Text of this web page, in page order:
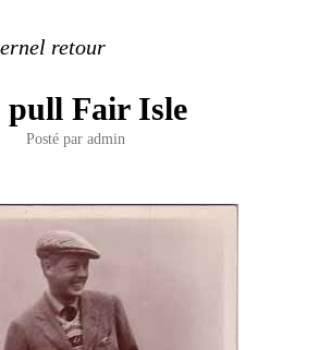
retour
pull Fair Isle
Posté par admin